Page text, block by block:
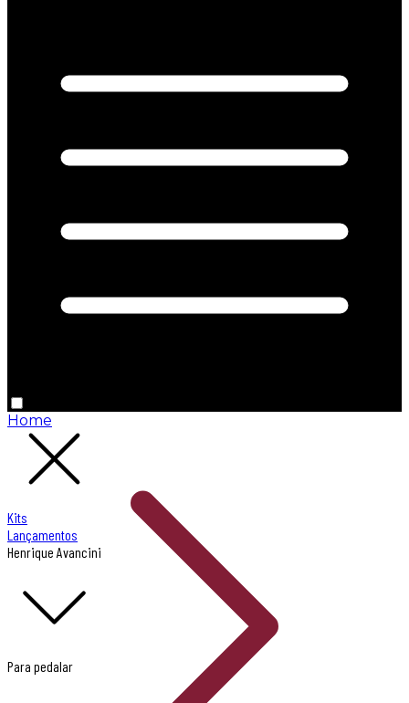
Kits
Lançamentos
Henrique Avancini
Para pedalar
Home